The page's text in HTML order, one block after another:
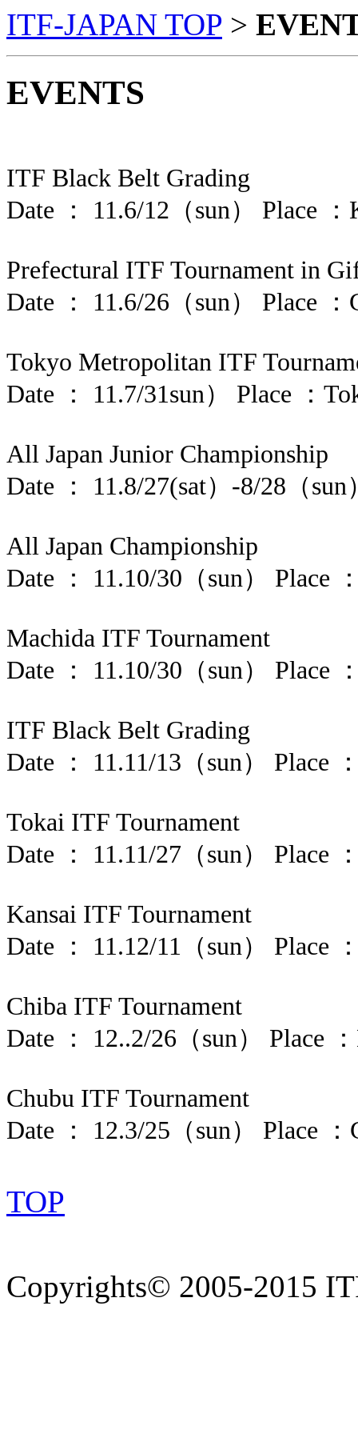
ITF-JAPAN TOP >
EVENTS
ITF Black Belt Grading
Date ： 11.6/12（sun） Place ：
Prefectural ITF Tournament in
Date ： 11.6/26（sun） Place
Tokyo Metropolitan ITF
Date ： 11.7/31sun） Place ：
All Japan Junior Championship
Date ： 11.8/27(sat）-8/28（
All Japan Championship
Date ： 11.10/30（sun） Place
Machida ITF Tournament
Date ： 11.10/30（sun） Place
ITF Black Belt Grading
Date ： 11.11/13（sun） Place
Tokai ITF Tournament
Date ： 11.11/27（sun） Place
Kansai ITF Tournament
Date ： 11.12/11（sun） Place
Chiba ITF Tournament
Date ： 12..2/26（sun） Place
Chubu ITF Tournament
Date ： 12.3/25（sun） Place
TOP
Copyrights© 2005-2015